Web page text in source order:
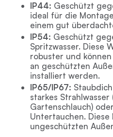
IP44: Geschützt
ideal für die
einem gut
IP54: Geschützt
Spritzwasser. Diese
robuster und
an geschützten
installiert werden.
IP65/IP67:
starkes Strahlwasser
Gartenschlauch)
Untertauchen.
ungeschützten